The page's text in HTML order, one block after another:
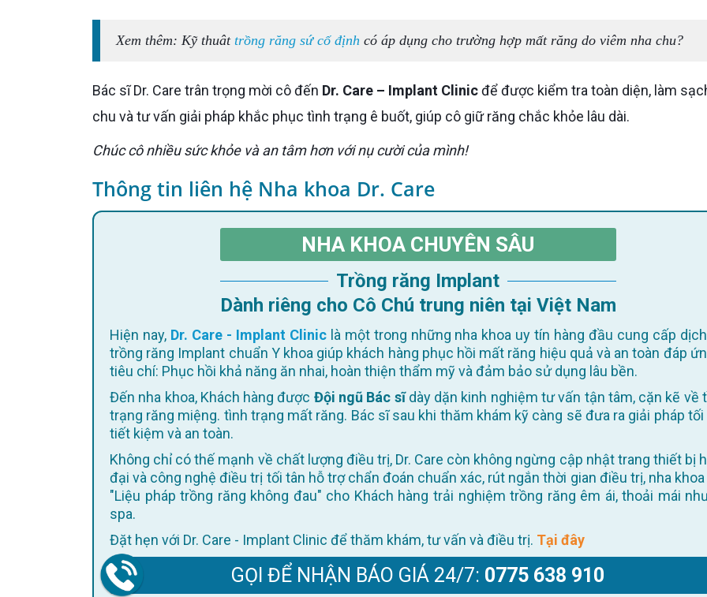
Xem thêm: Kỹ thuât trồng răng sứ cố định có áp dụng cho trường hợp mất răng do viêm nha chu?
Bác sĩ Dr. Care trân trọng mời cô đến Dr. Care – Implant Clinicđể được kiểm tra toàn diện, làm
chu và tư vấn giải pháp khắc phục tình trạng ê buốt, giúp cô giữ răng chắc khỏe lâu dài.
Chúc cô nhiều sức khỏe và an tâm hơn với nụ cười của mình!
Thông tin liên hệ Nha khoa Dr. Care
NHA KHOA CHUYÊN SÂU
Trồng răng Implant
Dành riêng cho Cô Chú trung niên tại Việt Nam
Hiện nay, Dr. Care - Implant Cliniclà một trong những nha khoa uy tín hàng đầu cung cấp
trồng răng Implant chuẩn Y khoa giúp khách hàng phục hồi mất răng hiệu quả và an toàn đáp
tiêu chí: Phục hồi khả năng ăn nhai, hoàn thiện thẩm mỹ và đảm bảo sử dụng lâu bền.
Đến nha khoa, Khách hàng được Đội ngũ Bác sĩdày dặn kinh nghiệm tư vấn tận tâm, cặn kẽ về
trạng răng miệng. tình trạng mất răng. Bác sĩ sau khi thăm khám kỹ càng sẽ đưa ra giải pháp tối
tiết kiệm và an toàn.
Không chỉ có thế mạnh về chất lượng điều trị, Dr. Care còn không ngừng cập nhật trang thiết bị hiện
đại và công nghệ điều trị tối tân hỗ trợ chẩn đoán chuẩn xác, rút ngắn thời gian điều trị, nha
"Liệu pháp trồng răng không đau" cho Khách hàng trải nghiệm trồng răng êm ái, thoải mái
spa.
Đặt hẹn với Dr. Care - Implant Clinic để thăm khám, tư vấn và điều trị. Tại đây
GỌI ĐỂ NHẬN BÁO GIÁ 24/7: 0775 638 910